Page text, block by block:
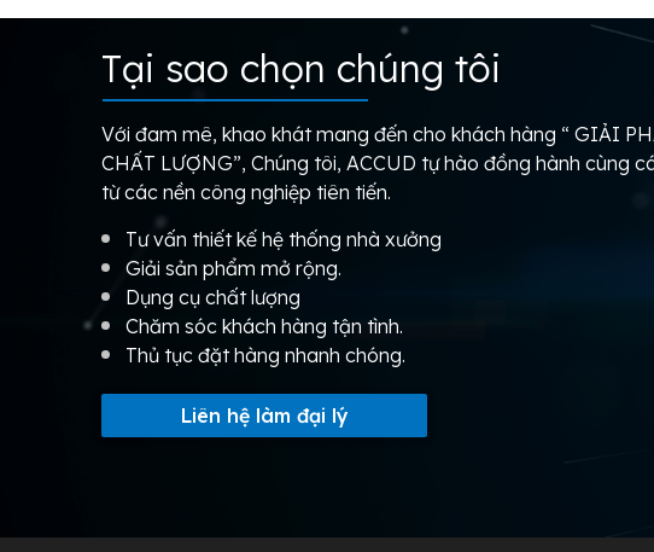
Tại sao chọn chúng tôi
Với đam mê, khao khát mang đến cho khách hàng “ GIẢI
CHẤT LƯỢNG”, Chúng tôi, ACCUD tự hào đồng hành cùng
từ các nền công nghiệp tiên tiến.
Tư vấn thiết kế hệ thống nhà xưởng
Giải sản phẩm mở rộng.
Dụng cụ chất lượng
Chăm sóc khách hàng tận tình.
Thủ tục đặt hàng nhanh chóng.
Liên hệ làm đại lý